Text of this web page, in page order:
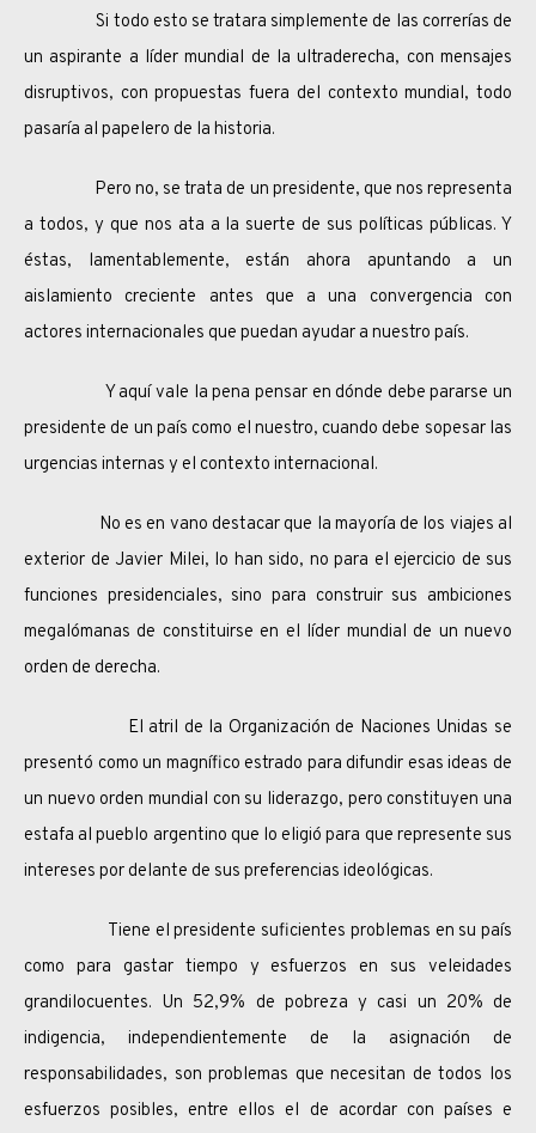
Si todo esto se tratara simplemente de las correrías de
un aspirante a líder mundial de la ultraderecha, con mensajes
disruptivos, con propuestas fuera del contexto mundial, todo
pasaría al papelero de la historia.
Pero no, se trata de un presidente, que nos representa
a todos, y que nos ata a la suerte de sus políticas públicas. Y
éstas, lamentablemente, están ahora apuntando a un
aislamiento creciente antes que a una convergencia con
actores internacionales que puedan ayudar a nuestro país.
Y aquí vale la pena pensar en dónde debe pararse un
presidente de un país como el nuestro, cuando debe sopesar las
urgencias internas y el contexto internacional.
No es en vano destacar que la mayoría de los viajes al
exterior de Javier Milei, lo han sido, no para el ejercicio de sus
funciones presidenciales, sino para construir sus ambiciones
megalómanas de constituirse en el líder mundial de un nuevo
orden de derecha.
El atril de la Organización de Naciones Unidas se
presentó como un magnífico estrado para difundir esas ideas de
un nuevo orden mundial con su liderazgo, pero constituyen una
estafa al pueblo argentino que lo eligió para que represente sus
intereses por delante de sus preferencias ideológicas.
Tiene el presidente suficientes problemas en su país
como para gastar tiempo y esfuerzos en sus veleidades
grandilocuentes. Un 52,9% de pobreza y casi un 20% de
indigencia, independientemente de la asignación de
responsabilidades, son problemas que necesitan de todos los
esfuerzos posibles, entre ellos el de acordar con países e